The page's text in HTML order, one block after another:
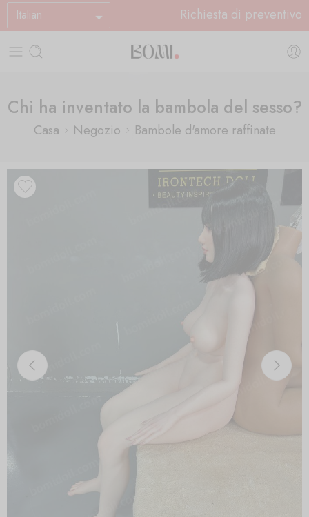
Italian Richiesta di preventivo
Chi ha inventato la bambola del sesso?
Casa Negozio Bambole d'amore raffinate